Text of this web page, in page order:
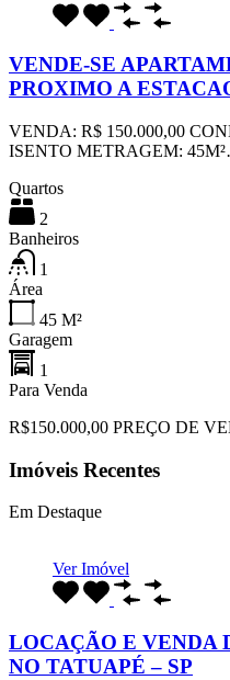
VENDE-SE
PROXIMO A
VENDA: R$ 150.000,00
ISENTO METRAGEM:
Quartos
2
Banheiros
1
Área
45 M²
Garagem
1
Para Venda
R$150.000,00 PREÇO DE
Imóveis Recentes
Em Destaque
Ver Imóvel
LOCAÇÃO E VENDA
NO TATUAPÉ – SP